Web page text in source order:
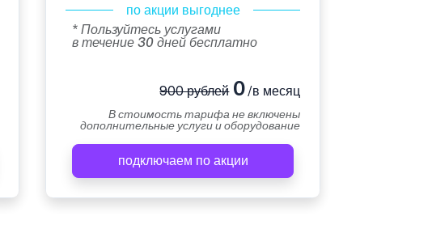
по акции выгоднее
* Пользуйтесь услугами
в течение 30 дней бесплатно
900 рублей0/в месяц
В стоимость тарифа не включены
дополнительные услуги и оборудование
подключаем по акции